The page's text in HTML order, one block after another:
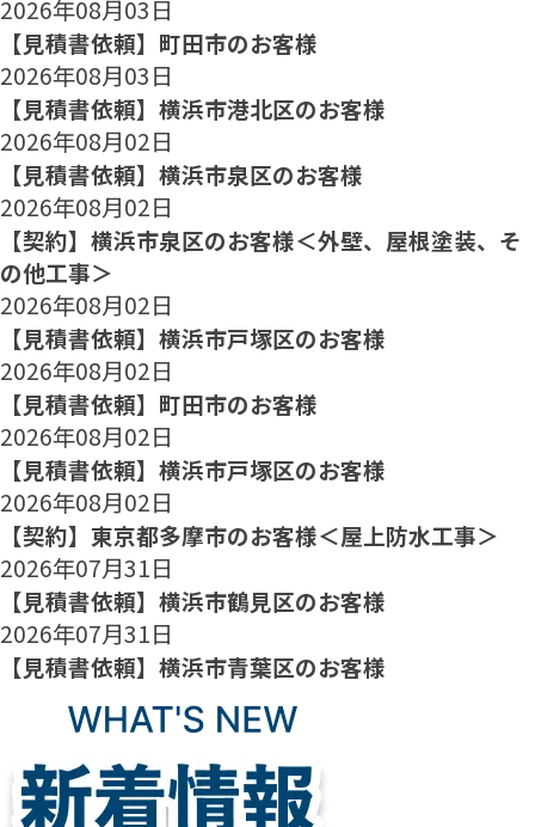
2026年08月03日
【見積書依頼】町田市のお客様
2026年08月03日
【見積書依頼】横浜市港北区のお客様
2026年08月02日
【見積書依頼】横浜市泉区のお客様
2026年08月02日
【契約】横浜市泉区のお客様＜外壁、屋根塗装、そ
の他工事＞
2026年08月02日
【見積書依頼】横浜市戸塚区のお客様
2026年08月02日
【見積書依頼】町田市のお客様
2026年08月02日
【見積書依頼】横浜市戸塚区のお客様
2026年08月02日
【契約】東京都多摩市のお客様＜屋上防水工事＞
2026年07月31日
【見積書依頼】横浜市鶴見区のお客様
2026年07月31日
【見積書依頼】横浜市青葉区のお客様